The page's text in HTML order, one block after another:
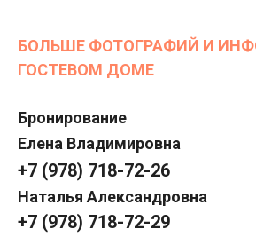
БОЛЬШЕ ФОТОГРАФИЙ И
ГОСТЕВОМ ДОМЕ
Бронирование
Елена Владимировна
+7 (978) 718-72-26
Наталья Александровна
+7 (978) 718-72-29